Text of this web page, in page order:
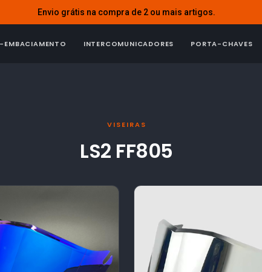
Envio grátis na compra de 2 ou mais artigos.
EMBACIAMENTO INTERCOMUNICADORES PORTA-CHAVES
VISEIRAS
LS2 FF805